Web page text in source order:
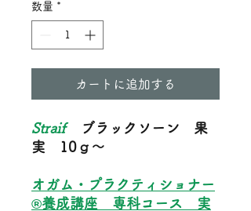
数量 *
カートに追加する
Straif
ブラックソーン 果
実 10ｇ～
オガム・プラクティショナー
®養成講座 専科コース 実